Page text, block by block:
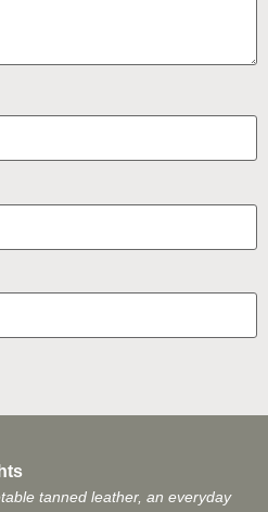
tanned leather, an everyday